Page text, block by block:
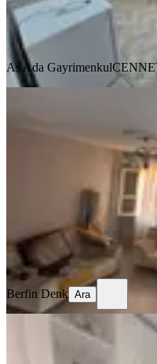
As Ada Gayrimenkul
Ara
As Ada Gayrimenkul
Seyhan,
·130
10.000 ₺
Berfin Denk
Ara
Berfin Denk Ara
Kiralık